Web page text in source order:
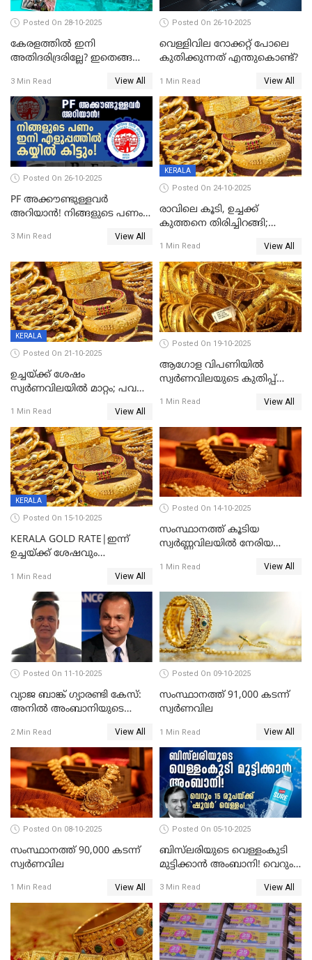
Posted On 28-10-2025
കേരളത്തിൽ ഇനി
അതിദരിദ്രരില്ലേ? ഇതെങ്ങനെ
STATE FREE FROM EXTREME
POVERTY
3 Min Read View All
Posted On 26-10-2025
വെള്ളിവില റോക്കറ്റ് പോലെ
കുതിക്കുന്നത് എന്തുകൊണ്ട്?
1 Min Read View All
Posted On 26-10-2025
PF അക്കൗണ്ടുള്ളവർ
അറിയാൻ! നിങ്ങളുടെ പണം
കിട്ടും!
3 Min Read View All
KERALA
Posted On 24-10-2025
രാവിലെ കൂടി, ഉച്ചക്ക്
കുത്തനെ തിരിച്ചിറങ്ങി;
കുറഞ്ഞു
1 Min Read View All
KERALA
Posted On 21-10-2025
ഉച്ചയ്ക്ക് ശേഷം
സ്വർണവിലയിൽ മാറ്റം; പവന്
1 Min Read View All
Posted On 19-10-2025
ആഗോള വിപണിയിൽ
സ്വർണവിലയുടെ കുതിപ്പ്
1 Min Read View All
KERALA
Posted On 15-10-2025
KERALA GOLD RATE|ഇന്ന്
ഉച്ചയ്ക്ക് ശേഷവും
പവന് കൂടിയത് 400 രൂപ
1 Min Read View All
Posted On 14-10-2025
സംസ്ഥാനത്ത് കൂടിയ
സ്വർണ്ണവിലയിൽ നേരിയ
1 Min Read View All
Posted On 11-10-2025
വ്യാജ ബാങ്ക് ഗ്യാരണ്ടി കേസ്:
അനിൽ അംബാനിയുടെ
അറസ്റ്റിൽ; ഇഡി അന്വേഷണം
വ്യാപിപ്പിക്കുന്നു
2 Min Read View All
Posted On 09-10-2025
സംസ്ഥാനത്ത് 91,000 കടന്ന്
സ്വര്‍ണവില
1 Min Read View All
Posted On 08-10-2025
സംസ്ഥാനത്ത് 90,000 കടന്ന്
സ്വര്‍ണവില
1 Min Read View All
Posted On 05-10-2025
ബിസ്‌ലരിയുടെ വെള്ളംകുടി
മുട്ടിക്കാൻ അംബാനി! വെറും
3 Min Read View All